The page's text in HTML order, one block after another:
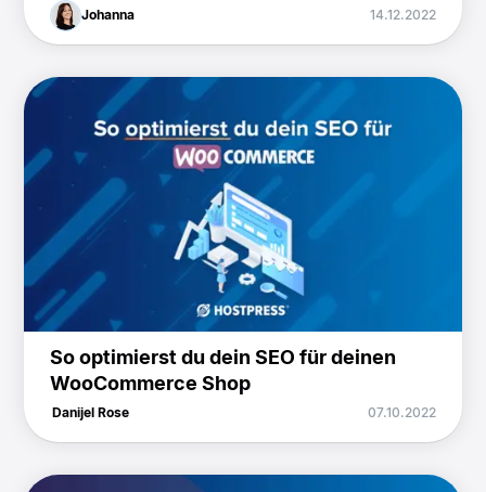
Johanna 14.12.2022
So optimierst du dein SEO für deinen
WooCommerce Shop
Danijel Rose 07.10.2022